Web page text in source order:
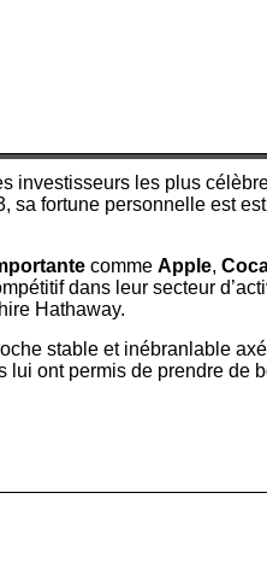
investisseurs les plus
sa fortune personnelle est
comme Apple,
dans leur secteur
Hathaway.
stable et inébranlable
ont permis de prendre de